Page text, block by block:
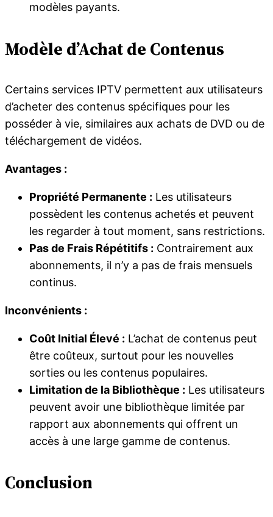
modèles payants.
Modèle d’Achat de Contenus
Certains services IPTV permettent aux utilisateurs
d’acheter des contenus spécifiques pour les
posséder à vie, similaires aux achats de DVD ou de
téléchargement de vidéos.
Avantages :
Propriété Permanente : Les utilisateurs
possèdent les contenus achetés et peuvent
les regarder à tout moment, sans restrictions.
Pas de Frais Répétitifs : Contrairement aux
abonnements, il n’y a pas de frais mensuels
continus.
Inconvénients :
Coût Initial Élevé : L’achat de contenus peut
être coûteux, surtout pour les nouvelles
sorties ou les contenus populaires.
Limitation de la Bibliothèque : Les utilisateurs
peuvent avoir une bibliothèque limitée par
rapport aux abonnements qui offrent un
accès à une large gamme de contenus.
Conclusion